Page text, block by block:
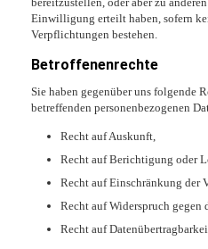
Einwilligung erteilt haben, sofern
Verpflichtungen bestehen.
Betroffenenrechte
Sie haben gegenüber uns folgende
betreffenden personenbezogenen
Recht auf Auskunft,
Recht auf Berichtigung oder
Recht auf Einschränkung der
Recht auf Widerspruch gegen
Recht auf